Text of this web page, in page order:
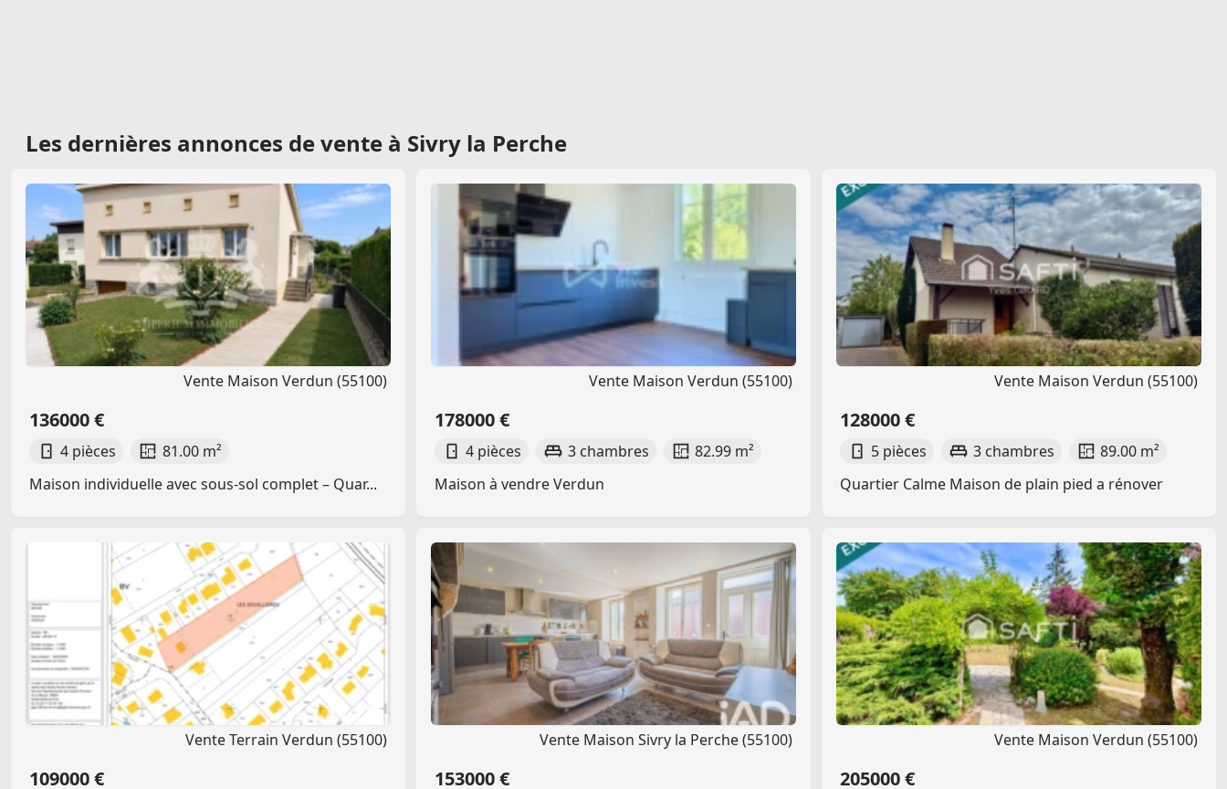
Les dernières annonces de vente à Sivry la Perche
Vente Maison Verdun (55100)
136000 €
4 pièces
81.00 m²
Maison individuelle avec sous-sol complet – Quar...
Vente Maison Verdun (55100)
178000 €
4 pièces 3 chambres
82.99 m²
Maison à vendre Verdun
Vente Maison Verdun (55100)
128000 €
5 pièces 3 chambres
89.00 m²
Quartier Calme Maison de plain pied a rénover
Vente Terrain Verdun (55100)
109000 €
Vente Maison Sivry la Perche (55100)
153000 €
Vente Maison Verdun (55100)
205000 €